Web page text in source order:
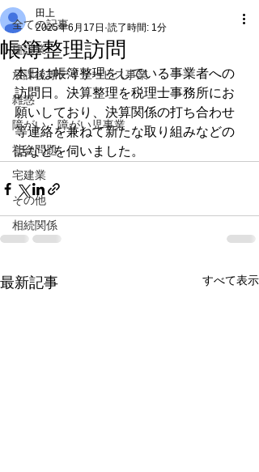
全ての記事
建設業
放課後等デイサービス事業
雑惑
障がい・障がい児事業
社会問題
宅建業
その他
相続関係
帳簿整理訪問
田上
2025年6月17日 読了時間: 1分
本日は帳簿整理をしている事業者への
訪問日。決算整理を税理士事務所にお
願いしており、決算関係の打ち合わせ
等連絡を兼ねて新たな取り組みなどの
話などを伺いました。
最新記事 すべて表示